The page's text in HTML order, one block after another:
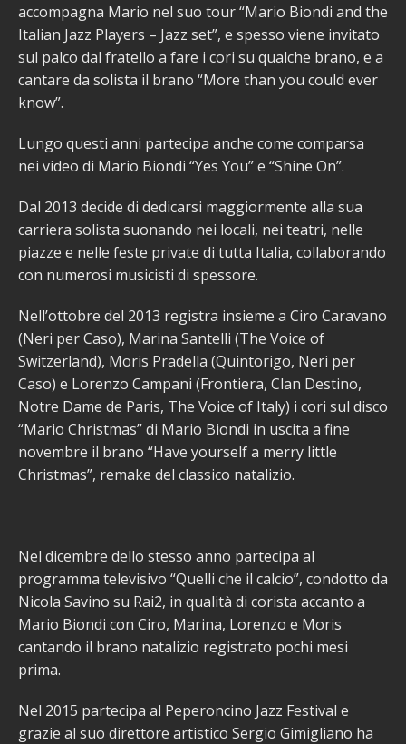
accompagna Mario nel suo tour “Mario Biondi and the
Italian Jazz Players – Jazz set”, e spesso viene invitato
sul palco dal fratello a fare i cori su qualche brano, e a
cantare da solista il brano “More than you could ever
know”.
Lungo questi anni partecipa anche come comparsa
nei video di Mario Biondi “Yes You” e “Shine On”.
Dal 2013 decide di dedicarsi maggiormente alla sua
carriera solista suonando nei locali, nei teatri, nelle
piazze e nelle feste private di tutta Italia, collaborando
con numerosi musicisti di spessore.
Nell’ottobre del 2013 registra insieme a Ciro Caravano
(Neri per Caso), Marina Santelli (The Voice of
Switzerland), Moris Pradella (Quintorigo, Neri per
Caso) e Lorenzo Campani (Frontiera, Clan Destino,
Notre Dame de Paris, The Voice of Italy) i cori sul disco
“Mario Christmas” di Mario Biondi in uscita a fine
novembre il brano “Have yourself a merry little
Christmas”, remake del classico natalizio.
Nel dicembre dello stesso anno partecipa al
programma televisivo “Quelli che il calcio”, condotto da
Nicola Savino su Rai2, in qualità di corista accanto a
Mario Biondi con Ciro, Marina, Lorenzo e Moris
cantando il brano natalizio registrato pochi mesi
prima.
Nel 2015 partecipa al Peperoncino Jazz Festival e
grazie al suo direttore artistico Sergio Gimigliano ha